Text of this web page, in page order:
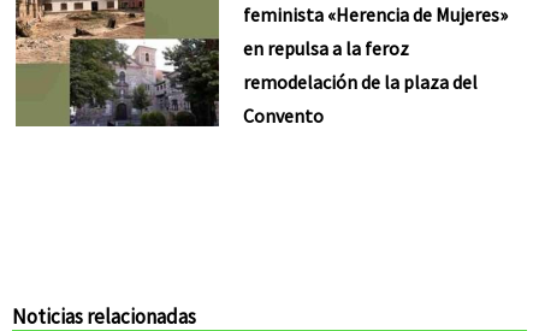
feminista «Herencia de Mujeres»
en repulsa a la feroz
remodelación de la plaza del
Convento
Noticias relacionadas